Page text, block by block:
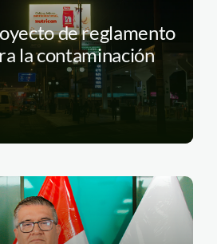
de reglamento
la contaminación